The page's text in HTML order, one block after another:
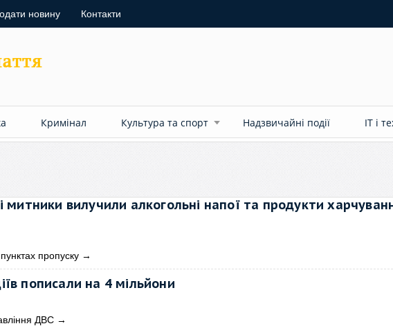
новину Контакти
Кримінал Культура та спорт Надзвичайні події ІТ і
митники вилучили алкогольні напої та продукти
пропуску →
пописали на 4 мільйони
ДВС →